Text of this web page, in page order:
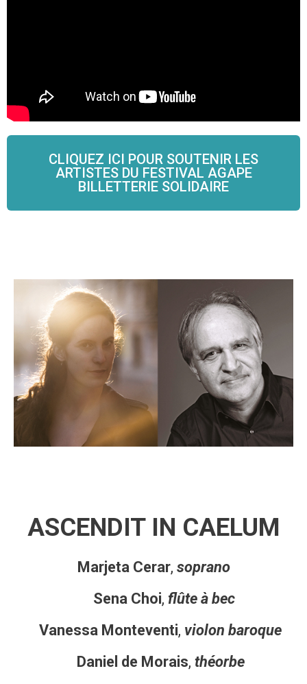
CLIQUEZ ICI POUR SOUTENIR LES
ARTISTES DU FESTIVAL AGAPE
BILLETTERIE SOLIDAIRE
ASCENDIT IN CAELUM
Marjeta Cerar, soprano
Sena Choi, flûte à bec
Vanessa Monteventi, violon baroque
Daniel de Morais, théorbe